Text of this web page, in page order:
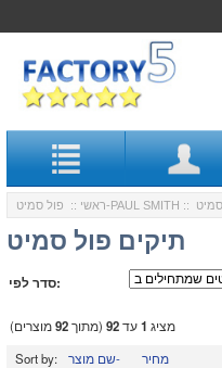
ראשי :: פול סמיט-PAUL SMITH סמיט
תיקים פול סמיט
סדר לפי:
מציג 1עד92 (מתוך92מוצרים)
Sort by:
שם מוצר- מחיר